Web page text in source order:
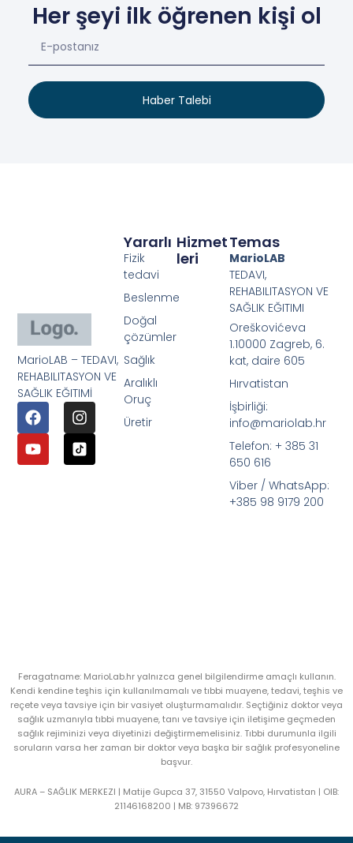
Her şeyi ilk öğrenen kişi ol
Haber Talebi
MarioLAB – TEDAVI,
REHABILITASYON VE
SAĞLIK EĞITIMİ
Hizmet
Leri
Yararlı
Fizik
tedavi
Beslenme
Doğal
çözümler
Sağlık
Aralıklı
Oruç
Üretir
Temas
MarioLAB
TEDAVI,
REHABILITASYON VE
SAĞLIK EĞITIMI
Oreškovićeva
1.10000 Zagreb, 6.
kat, daire 605
Hırvatistan
İşbirliği:
info@mariolab.hr
Telefon: + 385 31
650 616
Viber / WhatsApp:
+385 98 9179 200
Feragatname: MarioLab.hr yalnızca genel bilgilendirme amaçlı kullanın.
Kendi kendine teşhis için kullanılmamalı ve tıbbi muayene, tedavi, teşhis ve
reçete veya tavsiye için bir vasiyet oluşturmamalıdır. Seçtiğiniz doktor veya
sağlık uzmanıyla tıbbi muayene, tanı ve tavsiye için iletişime geçmeden
sağlık rejiminizi veya diyetinizi değiştirmemelisiniz. Tıbbi durumunla ilgili
soruların varsa her zaman bir doktor veya başka bir sağlık profesyoneline
başvur.
AURA – SAĞLIK MERKEZI | Matije Gupca 37, 31550 Valpovo, Hırvatistan | OIB:
21146168200 | MB: 97396672